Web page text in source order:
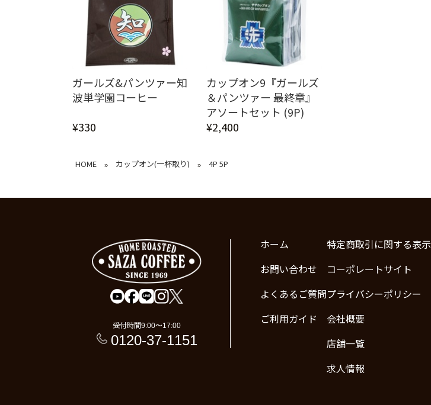
ガールズ&パンツァー知
波単学園コーヒー
¥330
カップオン9『ガールズ
＆パンツァー 最終章』
アソートセット (9P)
¥2,400
HOME » カップオン(一杯取り) » 4P 5P
受付時間9:00〜17:00
0120-37-1151
ホーム
お問い合わせ
よくあるご質問
ご利用ガイド
特定商取引に関する表示
コーポレートサイト
プライバシーポリシー
会社概要
店舗一覧
求人情報